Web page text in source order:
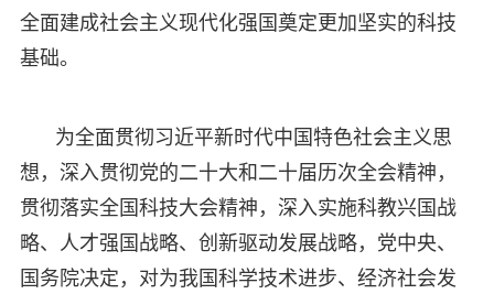
全面建成社会主义现代化强国奠定更加坚实的科技
基础。
为全面贯彻习近平新时代中国特色社会主义思
想，深入贯彻党的二十大和二十届历次全会精神，
贯彻落实全国科技大会精神，深入实施科教兴国战
略、人才强国战略、创新驱动发展战略，党中央、
国务院决定，对为我国科学技术进步、经济社会发